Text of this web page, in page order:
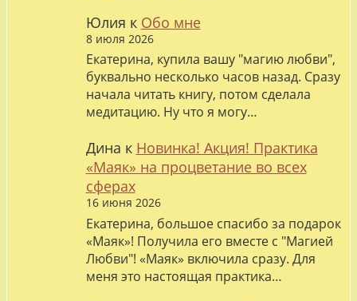
Юлия к Обо мне
8 июля 2026
Екатерина, купила вашу "магию любви",
буквально несколько часов назад. Сразу
начала читать книгу, потом сделала
медитацию. Ну что я могу…
Дина к Новинка! Акция! Практика
«Маяк» на процветание во всех
сферах
16 июня 2026
Екатерина, большое спасибо за подарок
«Маяк»! Получила его вместе с "Магией
Любви"! «Маяк» включила сразу. Для
меня это настоящая практика…